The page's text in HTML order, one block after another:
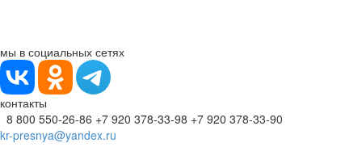
мы в социальных сетях
контакты
8 800 550-26-86 +7 920 378-33-98 +7 920 378-33-90
kr-presnya@yandex.ru